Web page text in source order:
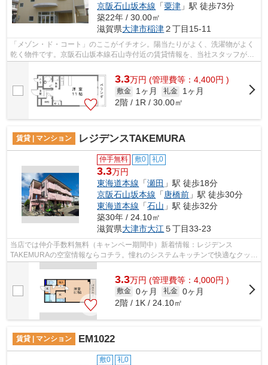
京阪石山坂本線 「粟津 」駅 徒歩73分
築22年 / 30.00㎡
滋賀県大津市稲津２丁目15-11
「メゾン・ド・コート」のここがイチオシ。陽当たりがよく、洗濯物がよく
乾く物件です。京阪石山坂本線石山寺付近の賃貸情報を、当社スタッフが詳
3.3万円 (管理費等：4,400円 )
敷金 1ヶ月 礼金
1ヶ月
2階 / 1R / 30.00㎡
賃貸 | マンション レジデンスTAKEMURA
仲手無料 敷0 礼0
3.3万円
東海道本線 「瀬田 」駅 徒歩18分
京阪石山坂本線 「唐橋前 」駅 徒歩30分
東海道本線 「石山 」駅 徒歩32分
築30年 / 24.10㎡
滋賀県大津市大江５丁目33-23
当店では仲介手数料無料（キャンペー期間中）新着情報：レジデンス
TAKEMURAの空室情報ならコチラ。憧れのシステムキッチンで快適なクッキ
3.3万円 (管理費等：4,000円 )
敷金 0ヶ月 礼金 0ヶ月
2階 / 1K / 24.10㎡
賃貸 | マンション EM1022
敷0 礼0